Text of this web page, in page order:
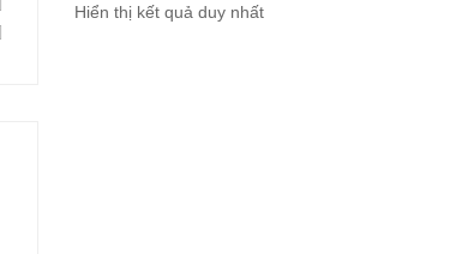
Hiển thị kết quả duy nhất